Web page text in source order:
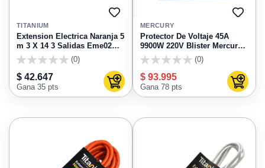
AGREGAR
FAVORITOS
TITANIUM
Extension Electrica Naranja 5
m 3 X 14 3 Salidas Eme02
Titanium
(0)
$ 42.647
Gana 35 pts Agregar al carrito
MERCURY
Protector De Voltaje 45A
9900W 220V Blister Mercury
ECA148
(0)
$ 93.995
Gana 78 pts